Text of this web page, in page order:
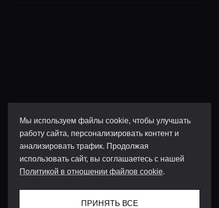
Мы используем файлы cookie, чтобы улучшать
работу сайта, персонализировать контент и
анализировать трафик. Продолжая
использовать сайт, вы соглашаетесь с нашей
Политикой в отношении файлов cookie.
ПРИНЯТЬ ВСЕ